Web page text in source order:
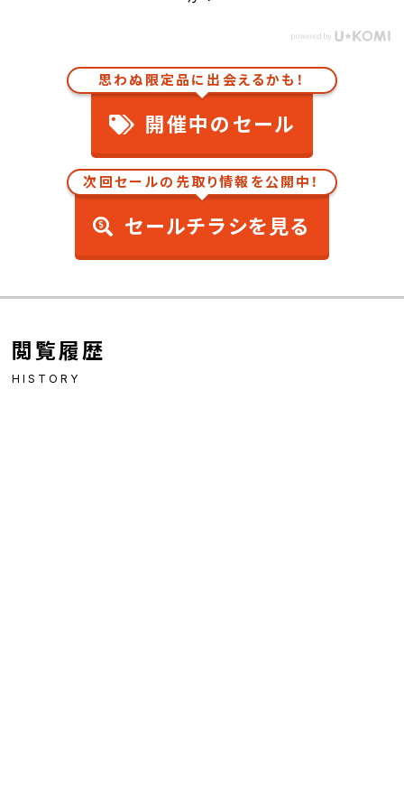
思わぬ限定品に出会えるかも！
開催中のセール
次回セールの先取り情報を公開中！
セールチラシを見る
閲覧履歴
HISTORY